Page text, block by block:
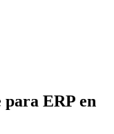
para ERP en